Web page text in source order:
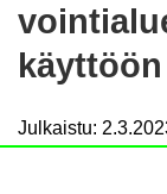
Julkaistu: